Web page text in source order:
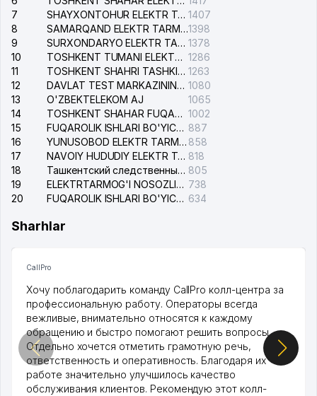
7
SHAYXONTOHUR ELEKTR TARMOG'I NOSOZLIKLARINI TUZATISH XIZMATI 1407
8
SAMARQAND ELEKTR TARMOQLARI AJ1398
9
SURXONDARYO ELEKTR TARMOQLARI AJ 1378
10
TOSHKENT TUMANI ELEKTR TARMOG'I AVARIYA XIZMATI 1286
11
TOSHKENT SHAHRI TASHKILOT TELEFONLARI HAQIDA MA'LUMOT BYUROSI 1263
12
DAVLAT TEST MARKAZINING ISHONCH TELEFONLARI 1080
13
O'ZBEKTELEKOM AJ
1065
14
TOSHKENT SHAHAR FUQAROLIK ISHLARI BO'YICHA SUDI 1002
15
FUQAROLIK ISHLARI BO'YICHA YAKKASAROY TUMANLARARO SUDI 887
16
YUNUSOBOD ELEKTR TARMOG'I NOSOZLIKLARI XIZMATI 858
17
NAVOIY HUDUDIY ELEKTR TARMOQLARI KORXONASI AJ 818
18
Ташкентский следственный изолятор 805
19
ELEKTRTARMOG'I NOSOZLIKLARINI TO'ZATISH SERGELI XIZMATI 738
20
FUQAROLIK ISHLARI BO'YICHA UCH-TEPA TUMANI SUDI 634
Sharhlar
CallPro
Хочу поблагодарить команду CallPro колл-центра за
профессиональную работу. Операторы всегда
вежливые, внимательно относятся к каждому
обращению и быстро помогают решить вопросы.
Отдельно хочется отметить грамотную речь,
ответственность и оперативность. Благодаря их
работе значительно улучшилось качество
обслуживания клиентов. Рекомендую этот колл-